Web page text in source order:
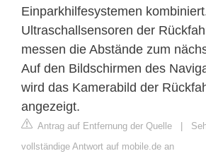
Einparkhilfesystemen
Ultraschallsensoren der
messen die Abstände zum
Auf den Bildschirmen des
wird das Kamerabild der
angezeigt.
Antrag auf Entfernung der Quelle |
vollständige Antwort auf mobile.de an